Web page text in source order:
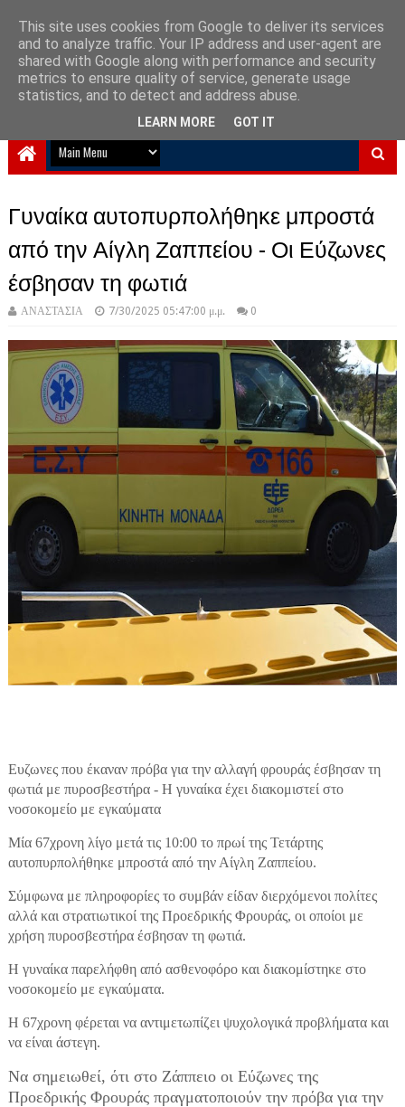
NewPlanet09
Ειδήσεις νέα από την Ελλάδα και τον κόσμο
Γυναίκα αυτοπυρπολήθηκε μπροστά
από την Αίγλη Ζαππείου - Οι Εύζωνες
έσβησαν τη φωτιά
ΑΝΑΣΤΑΣΙΑ 7/30/2025 05:47:00 μ.μ. 0
Ευζωνες που έκαναν πρόβα για την αλλαγή φρουράς έσβησαν τη
φωτιά με πυροσβεστήρα - Η γυναίκα έχει διακομιστεί στο
νοσοκομείο με εγκαύματα
Μία 67χρονη λίγο μετά τις 10:00 το πρωί της Τετάρτης
αυτοπυρπολήθηκε μπροστά από την Αίγλη Ζαππείου.
Σύμφωνα με πληροφορίες το συμβάν είδαν διερχόμενοι πολίτες
αλλά και στρατιωτικοί της Προεδρικής Φρουράς, οι οποίοι με
χρήση πυροσβεστήρα έσβησαν τη φωτιά.
Η γυναίκα παρελήφθη από ασθενοφόρο και διακομίστηκε στο
νοσοκομείο με εγκαύματα.
Η 67χρονη φέρεται να αντιμετωπίζει ψυχολογικά προβλήματα και
να είναι άστεγη.
Να σημειωθεί, ότι στο Ζάππειο οι Εύζωνες της
Προεδρικής Φρουράς πραγματοποιούν την πρόβα για την
This site uses cookies from Google to deliver its services
and to analyze traffic. Your IP address and user-agent are
shared with Google along with performance and security
metrics to ensure quality of service, generate usage
statistics, and to detect and address abuse.
LEARN MORE GOT IT